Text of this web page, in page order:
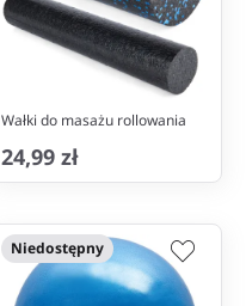
Wałki do masażu rollowania
24,99 zł
Niedostępny